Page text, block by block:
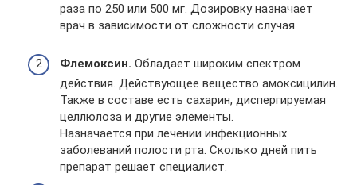
раза по 250 или 500 мг. Дозировку назначает
врач в зависимости от сложности случая.
Флемоксин. Обладает широким спектром
действия. Действующее вещество амоксицилин.
Также в составе есть сахарин, диспергируемая
целлюлоза и другие элементы.
Назначается при лечении инфекционных
заболеваний полости рта. Сколько дней пить
препарат решает специалист.